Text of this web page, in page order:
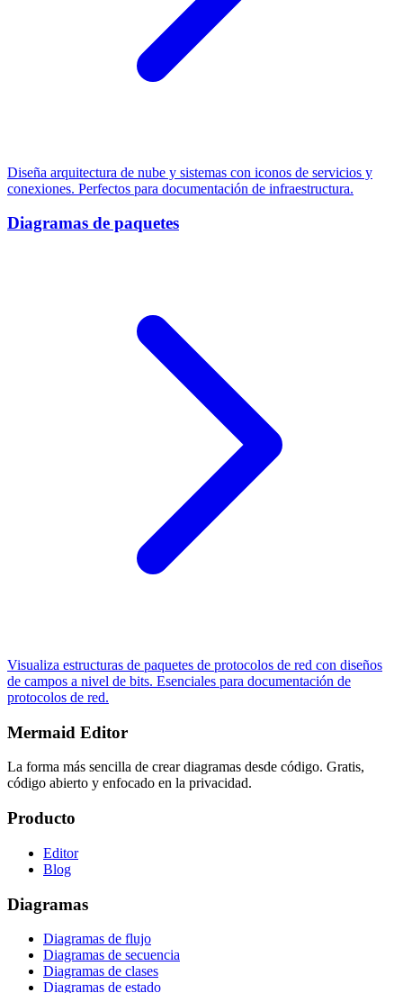
Diseña arquitectura de nube y sistemas con iconos de servicios y
conexiones. Perfectos para documentación de infraestructura.
Diagramas de paquetes
Visualiza estructuras de paquetes de protocolos de red con diseños
de campos a nivel de bits. Esenciales para documentación de
protocolos de red.
Mermaid Editor
La forma más sencilla de crear diagramas desde código. Gratis,
código abierto y enfocado en la privacidad.
Producto
Editor
Blog
Diagramas
Diagramas de flujo
Diagramas de secuencia
Diagramas de clases
Diagramas de estado